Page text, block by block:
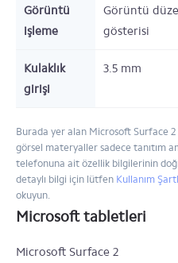
Görüntü
işleme
Görüntü
gösterisi
Kulaklık
girişi
3.5 mm
Burada yer alan Microsoft Surface
görsel materyaller sadece tanıtım
telefonuna ait özellik bilgilerinin
detaylı bilgi için lütfen Kullanım
okuyun.
Microsoft tabletleri
Microsoft Surface 2